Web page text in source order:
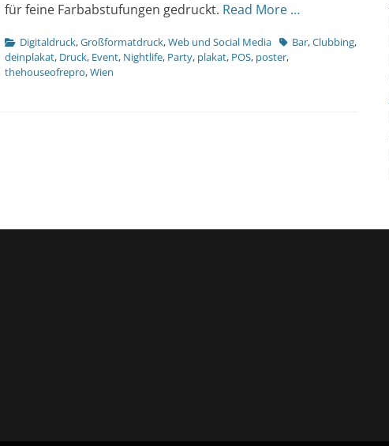
für feine Farbabstufungen gedruckt. Read More …
Kategorien
Digitaldruck,Großformatdruck,Web und Social Media TagsBar,Clubbing,
deinplakat, Druck, Event, Nightlife, Party, plakat, POS, poster,
thehouseofrepro,Wien